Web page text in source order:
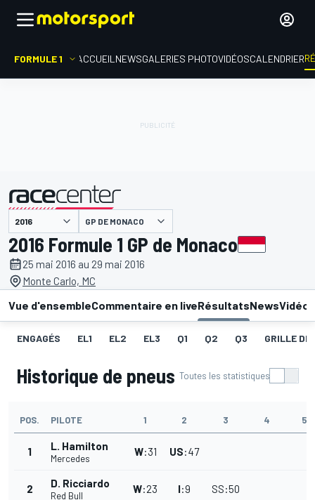
FORMULE 1 ACCUEIL NEWSGALERIES PHOTOVIDÉOSCALENDRIER
présenté par GP DE MONACO
2016 Formule 1 GP de Monaco
25 mai 2016 au 29 mai 2016
Monte Carlo, MC
Vue d'ensembleCommentaire en liveRésultatsNewsVidéos
ENGAGÉS EL1 EL2 EL3 Q1 Q2 Q3 GRILLE DE
Historique de pneus Toutes les statistiques
POS. PILOTE 1 2 3 4 5
1 L. Hamilton
Mercedes
W:31 US:47
2 D. Ricciardo
Red Bull
W:23 I:9 SS:50